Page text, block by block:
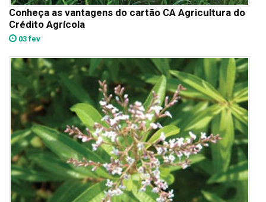
Conheça as vantagens do cartão CA Agricultura do
Crédito Agrícola
03 fev